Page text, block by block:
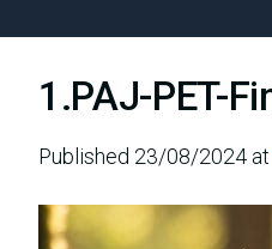
1.PAJ-PET-
Published 23/08/2024 at